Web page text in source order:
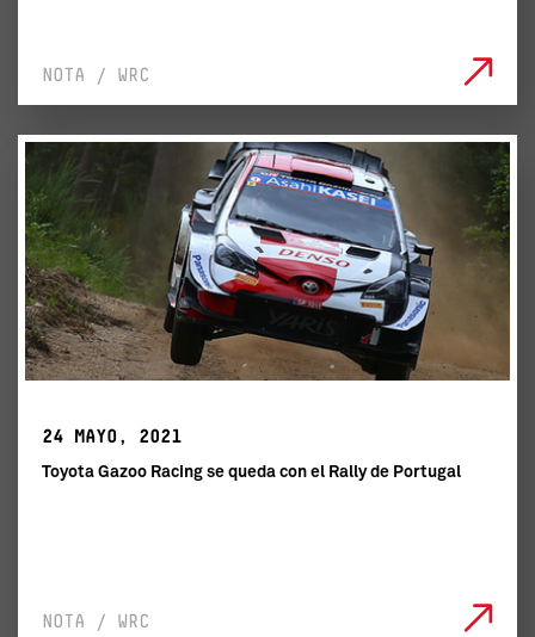
NOTA / WRC
24 MAYO, 2021
Toyota Gazoo Racing se queda con el Rally de Portugal
NOTA / WRC